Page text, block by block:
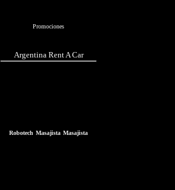
Promociones
Argentina Rent A Car
Robotech Masajista Masajista